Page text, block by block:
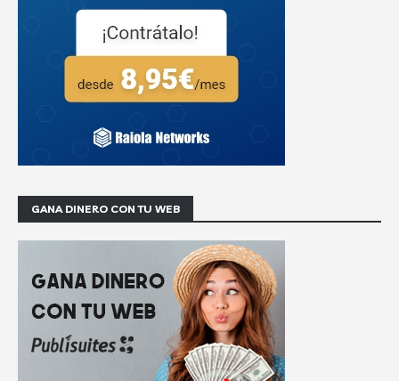
GANA DINERO CON TU WEB